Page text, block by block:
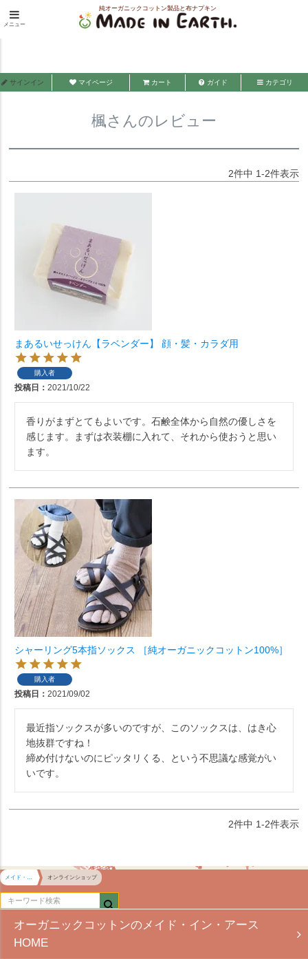
純オーガニックコットン製品と布ナプキン
メイド・イン・アース
メニュー
HOME 楓さんのレビュー
サインイン マイページ カート ガイド カテゴリ
楓さんのレビュー
2件中 1-2件表示
まあるいせっけん【ラベンダー】 顔・髪・カラダ用
購入者
投稿日 2021/10/22
香りがまずとてもよいです。石鹸全体から自然の優しさを
感じます。まずは衣装棚に入れて、それから使おうと思い
シャーリング5本指ソックス ［純オーガニックコットン100%］
購入者
投稿日 2021/09/02
最近指ソックスが多いのですが、このソックスは、はき心
地抜群ですね！
締め付けないのにピッタリくる、という不思議な感覚がい
いです。
2件中 1-2件表示
メイド・イン・アース HOME オンラインショップ
オーガニックコットンのメイド・イン・アース
HOME